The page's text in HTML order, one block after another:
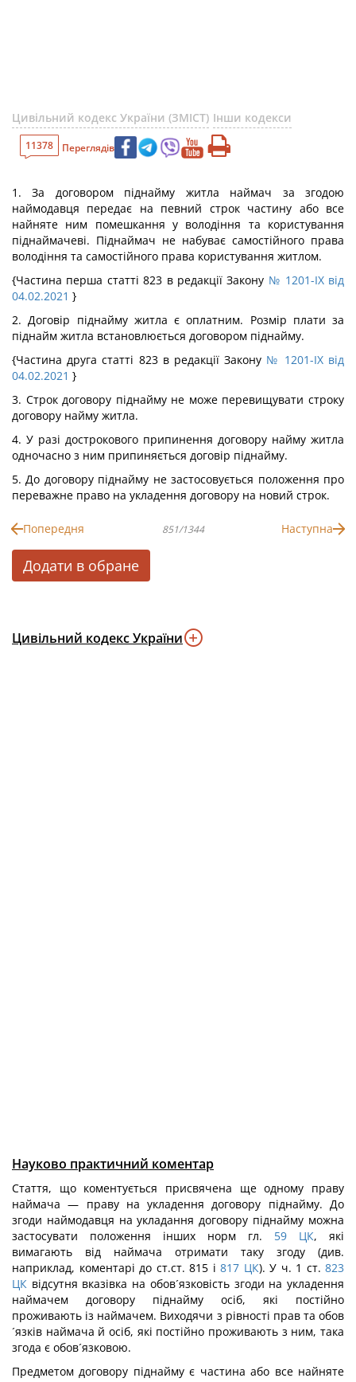
Цивільний кодекс України (ЗМІСТ) Інши кодекси
11378 Переглядів
1. За договором піднайму житла наймач за згодою
наймодавця передає на певний строк частину або все
найняте ним помешкання у володіння та користування
піднаймачеві. Піднаймач не набуває самостійного права
володіння та самостійного права користування житлом.
{Частина перша статті 823 в редакції Закону № 1201-IX від
04.02.2021 }
2. Договір піднайму житла є оплатним. Розмір плати за
піднайм житла встановлюється договором піднайму.
{Частина друга статті 823 в редакції Закону № 1201-IX від
04.02.2021 }
3. Строк договору піднайму не може перевищувати строку
договору найму житла.
4. У разі дострокового припинення договору найму житла
одночасно з ним припиняється договір піднайму.
5. До договору піднайму не застосовується положення про
переважне право на укладення договору на новий строк.
Попередня 851/1344 Наступна
Додати в обране
Цивільний кодекс України
Науково практичний коментар
Стаття, що коментується присвячена ще одному праву
наймача — праву на укладення договору піднайму. До
згоди наймодавця на укладання договору піднайму можна
застосувати положення інших норм гл. 59 ЦК, які
вимагають від наймача отримати таку згоду (див.
наприклад, коментарі до ст.ст. 815 і 817 ЦК). У ч. 1 ст. 823
ЦК відсутня вказівка на обов´язковість згоди на укладення
наймачем договору піднайму осіб, які постійно
проживають із наймачем. Виходячи з рівності прав та обов
´язків наймача й осіб, які постійно проживають з ним, така
згода є обов´язковою.
Предметом договору піднайму є частина або все найняте